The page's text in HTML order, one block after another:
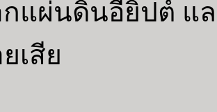
แผ่นดินอียิปต์ แ
เสีย